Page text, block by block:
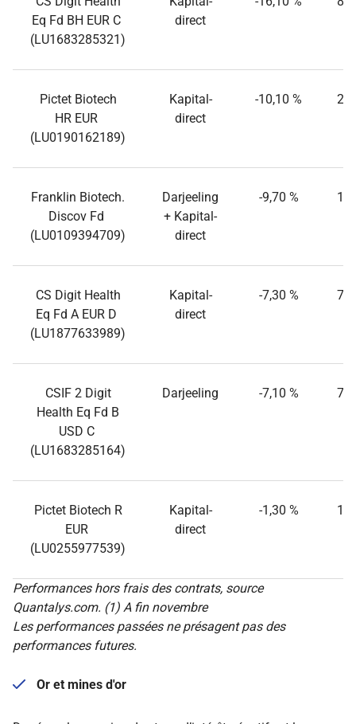
Eq Fd BH EUR C
(LU1683285321)
direct
Pictet Biotech
HR EUR
(LU0190162189)
Kapital-
direct
-10,10 %
Franklin Biotech.
Discov Fd
(LU0109394709)
Darjeeling
+ Kapital-
direct
-9,70 %
CS Digit Health
Eq Fd A EUR D
(LU1877633989)
Kapital-
direct
-7,30 %
CSIF 2 Digit
Health Eq Fd B
USD C
(LU1683285164)
Darjeeling -7,10 %
Pictet Biotech R
EUR
(LU0255977539)
Kapital-
direct
-1,30 %
Performances hors frais des contrats, source
Quantalys.com. (1) A fin novembre
Les performances passées ne présagent pas des
performances futures.
Or et mines d'or